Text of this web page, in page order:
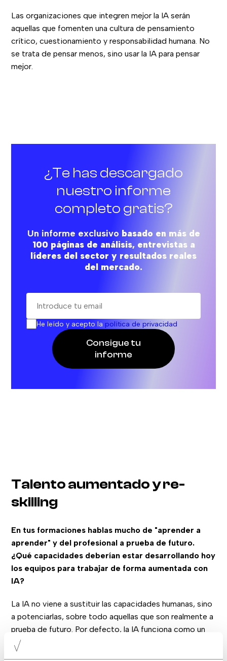
Las organizaciones que integren mejor la IA serán
aquellas que fomenten una cultura de pensamiento
crítico, cuestionamiento y responsabilidad humana. No
se trata de pensar menos, sino usar la IA para pensar
mejor.
¿Te has descargado
nuestro informe
completo gratis?
Un informe exclusivo basado en más de
100 páginas de análisis, entrevistas a
líderes del sector y resultados reales
del mercado.
He leído y acepto la política de privacidad
Consigue tu
informe
Talento aumentado y re-
skilling
En tus formaciones hablas mucho de "aprender a
aprender" y del profesional a prueba de futuro.
¿Qué capacidades deberían estar desarrollando hoy
los equipos para trabajar de forma aumentada con
IA?
La IA no viene a sustituir las capacidades humanas, sino
a potenciarlas, sobre todo aquellas que son realmente a
prueba de futuro. Por defecto, la IA funciona como un
sistema experto: es muy buena accediendo a
conocimiento, reconociendo patrones y generando